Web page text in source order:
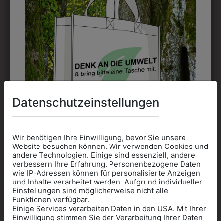
Kann gestickt oder bedruckt werden. Sehr vielseitig
einsetzbar und beim Sticken wieder ab 1 Stück
möglich.
DRUCK
kostet jede Farbe extra und ist erst ab 12 Stück
möglich. Waschbar bis zu 60°C.
DAS KÖNNTE IHNEN
AUCH GEFALLEN
Datenschutzeinstellungen
Wir benötigen Ihre Einwilligung, bevor Sie unsere
Website besuchen können. Wir verwenden Cookies und
andere Technologien. Einige sind essenziell, andere
verbessern Ihre Erfahrung. Personenbezogene Daten
wie IP-Adressen können für personalisierte Anzeigen
und Inhalte verarbeitet werden. Aufgrund individueller
Einstellungen sind möglicherweise nicht alle
Funktionen verfügbar.
Einige Services verarbeiten Daten in den USA. Mit Ihrer
Einwilligung stimmen Sie der Verarbeitung Ihrer Daten
Informationen wenn Sie
Kleidung
für die SCHULE